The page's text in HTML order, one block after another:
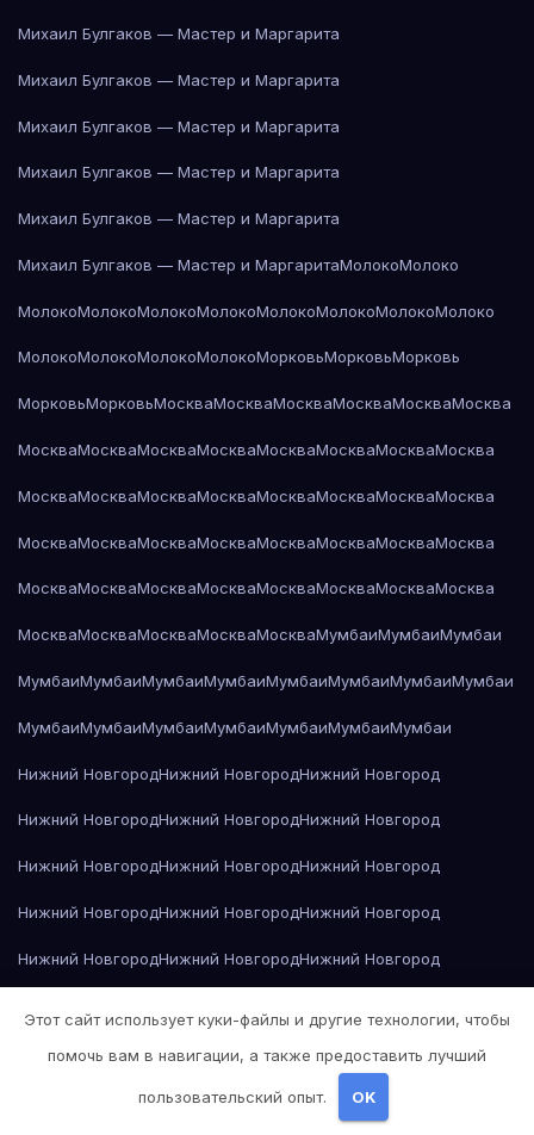
Михаил Булгаков — Мастер и Маргарита
Михаил Булгаков — Мастер и Маргарита
Михаил Булгаков — Мастер и Маргарита
Михаил Булгаков — Мастер и Маргарита
Михаил Булгаков — Мастер и Маргарита
Михаил Булгаков — Мастер и МаргаритаМолокоМолоко
МолокоМолокоМолокоМолокоМолокоМолокоМолокоМолоко
МолокоМолокоМолокоМолокоМорковьМорковьМорковь
МорковьМорковьМоскваМоскваМоскваМоскваМоскваМосква
МоскваМоскваМоскваМоскваМоскваМоскваМоскваМосква
МоскваМоскваМоскваМоскваМоскваМоскваМоскваМосква
МоскваМоскваМоскваМоскваМоскваМоскваМоскваМосква
МоскваМоскваМоскваМоскваМоскваМоскваМоскваМосква
МоскваМоскваМоскваМоскваМоскваМумбаиМумбаиМумбаи
МумбаиМумбаиМумбаиМумбаиМумбаиМумбаиМумбаиМумбаи
МумбаиМумбаиМумбаиМумбаиМумбаиМумбаиМумбаи
Нижний НовгородНижний НовгородНижний Новгород
Нижний НовгородНижний НовгородНижний Новгород
Нижний НовгородНижний НовгородНижний Новгород
Нижний НовгородНижний НовгородНижний Новгород
Нижний НовгородНижний НовгородНижний Новгород
Нижний Новгород Николай Гоголь — Мёртвые души
Николай Гоголь — Мёртвые души
Этот сайт использует куки-файлы и другие технологии, чтобы
помочь вам в навигации, а также предоставить лучший
пользовательский опыт. OK